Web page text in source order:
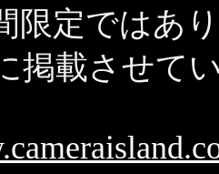
限定ではあ
掲載させて